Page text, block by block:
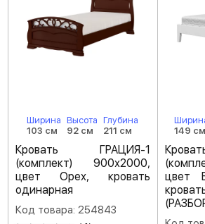
Ширина
103 см
Высота
92 см
Глубина
211 см
Кровать ГРАЦИЯ-1
(комплект) 900х2000,
цвет Орех, кровать
одинарная
Код товара: 254843
149 см
цвет